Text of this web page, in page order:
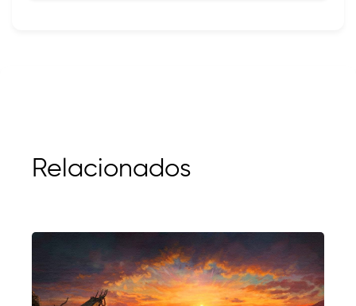
Relacionados